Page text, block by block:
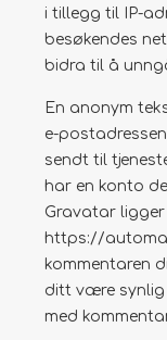
i tillegg til IP-
besøkendes
bidra til å
En anonym
e-
sendt til
har en konto
Gravatar ligger
https://
kommentaren
ditt være synlig
med